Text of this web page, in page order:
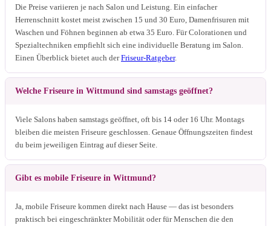
Die Preise variieren je nach Salon und Leistung. Ein einfacher
Herrenschnitt kostet meist zwischen 15 und 30 Euro, Damenfrisuren mit
Waschen und Föhnen beginnen ab etwa 35 Euro. Für Colorationen und
Spezialtechniken empfiehlt sich eine individuelle Beratung im Salon.
Einen Überblick bietet auch derFriseur-Ratgeber.
Welche Friseure in Wittmund sind samstags geöffnet?
Viele Salons haben samstags geöffnet, oft bis 14 oder 16 Uhr. Montags
bleiben die meisten Friseure geschlossen. Genaue Öffnungszeiten findest
du beim jeweiligen Eintrag auf dieser Seite.
Gibt es mobile Friseure in Wittmund?
Ja, mobile Friseure kommen direkt nach Hause — das ist besonders
praktisch bei eingeschränkter Mobilität oder für Menschen die den